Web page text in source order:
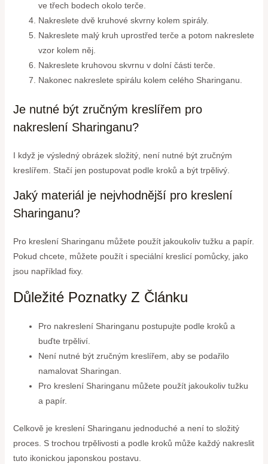
ve třech bodech okolo terče.
Nakreslete dvě kruhové skvrny kolem spirály.
Nakreslete malý kruh uprostřed terče a potom nakreslete
vzor kolem něj.
Nakreslete kruhovou skvrnu v dolní části terče.
Nakonec nakreslete spirálu kolem celého Sharinganu.
Je nutné být zručným kreslířem pro
nakreslení Sharinganu?
I když je výsledný obrázek složitý, není nutné být zručným
kreslířem. Stačí jen postupovat podle kroků a být trpělivý.
Jaký materiál je nejvhodnější pro kreslení
Sharinganu?
Pro kreslení Sharinganu můžete použít jakoukoliv tužku a papír.
Pokud chcete, můžete použít i speciální kreslicí pomůcky, jako
jsou například fixy.
Důležité Poznatky Z Článku
Pro nakreslení Sharinganu postupujte podle kroků a
buďte trpěliví.
Není nutné být zručným kreslířem, aby se podařilo
namalovat Sharingan.
Pro kreslení Sharinganu můžete použít jakoukoliv tužku
a papír.
Celkově je kreslení Sharinganu jednoduché a není to složitý
proces. S trochou trpělivosti a podle kroků může každý nakreslit
tuto ikonickou japonskou postavu.